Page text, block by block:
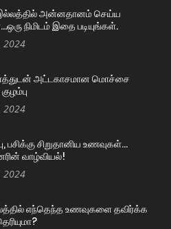
அன்னதானம் செய்ய
நிமிடம் இதை படியுங்கள்.
2024
அட்டகாசமான மொச்சை
2024
பசிக்கு சிறுதானிய உணவுகள்…
வாழ்வியல்!
2024
எந்தெந்த உணவுகளை தவிர்க்க